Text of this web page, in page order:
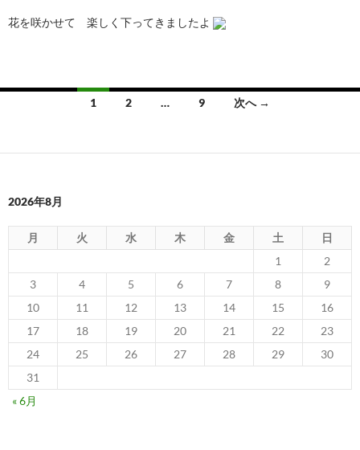
花を咲かせて 楽しく下ってきましたよ
ナ
ー
シ
ョ
1 2 … 9 次へ →
2026年8月
月 火 水 木 金 土
日
1
2
3
4 5 6 7 8
9
10
11 12 13 14 15
16
17
18 19 20 21 22
23
24
25 26 27 28 29
30
31
« 6月